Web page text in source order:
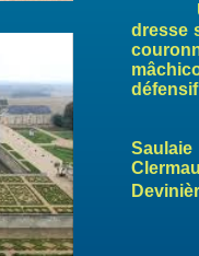
Un
dresse